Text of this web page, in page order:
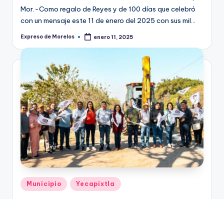
Mor.-Como regalo de Reyes y de 100 días que celebró
con un mensaje este 11 de enero del 2025 con sus mil…
Publicado
Expreso de Morelos enero 11, 2025
Publicado
en
Municipio Yecapixtla